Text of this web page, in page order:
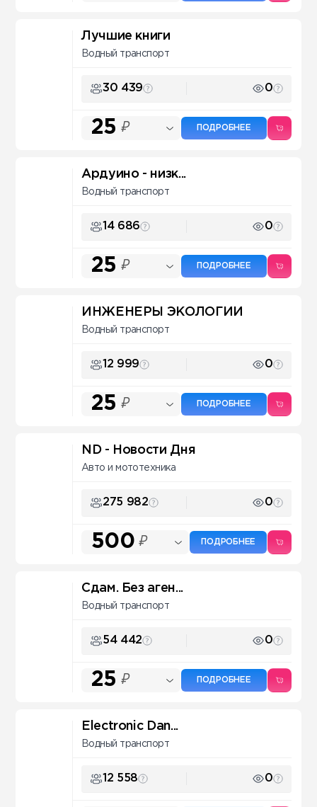
Лучшие книги
Водный транспорт
30 439 0
25 ₽ ПОДРОБНЕЕ
Ардуино - низк...
Водный транспорт
14 686 0
25 ₽ ПОДРОБНЕЕ
ИНЖЕНЕРЫ ЭКОЛОГИИ
Водный транспорт
12 999 0
25 ₽ ПОДРОБНЕЕ
ND - Новости Дня
Авто и мототехника
275 982 0
500 ₽ ПОДРОБНЕЕ
Сдам. Без аген...
Водный транспорт
54 442 0
25 ₽ ПОДРОБНЕЕ
Electronic Dan...
Водный транспорт
12 558 0